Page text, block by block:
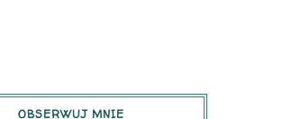
OBSERWUJ MNIE